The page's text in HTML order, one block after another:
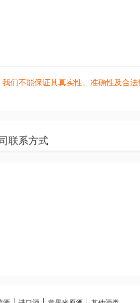
们不能保证其真实性、准确性及合
联系方式